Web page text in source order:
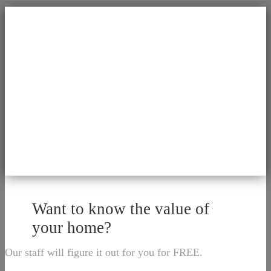
Want to know the value of
your home?
Our staff will figure it out for you for FREE.